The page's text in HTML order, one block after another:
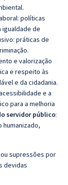
políticas
igualdade de
práticas de
e valorização
e respeito às
e da cidadania.
e a
para a melhoria
servidor público:
supressões por
devidas